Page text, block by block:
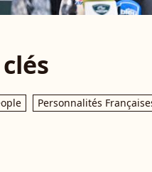
Personnalités